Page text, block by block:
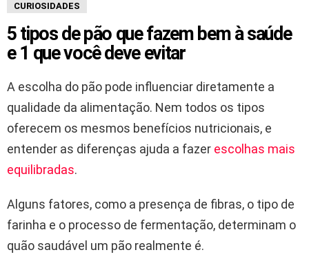
CURIOSIDADES
5 tipos de pão que fazem bem à saúde
e 1 que você deve evitar
A escolha do pão pode influenciar diretamente a
qualidade da alimentação. Nem todos os tipos
oferecem os mesmos benefícios nutricionais, e
entender as diferenças ajuda a fazer escolhas mais
equilibradas.
Alguns fatores, como a presença de fibras, o tipo de
farinha e o processo de fermentação, determinam o
quão saudável um pão realmente é.